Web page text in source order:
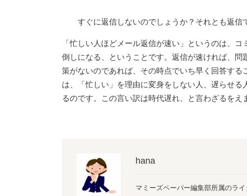
すぐに返信しないのでしょうか？それとも返信
「忙しい人ほどメール返信が速い」というのは、
倒しになる、ということです。返信が速ければ、
策がないのであれば、その時点でいち早く回答す
は、「忙しい」を理由に変身をしない人、遅らせ
るのです。この言い訳は時代遅れ、と言わざるをえ
hana
マミーズペーパー編集部所属のライ